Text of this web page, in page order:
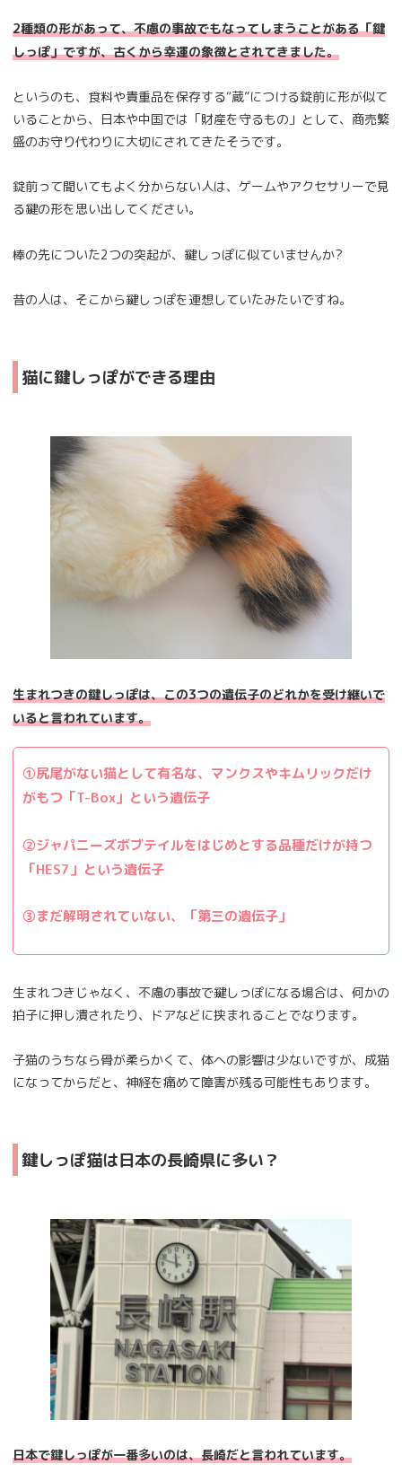
2種類の形があって、不慮の事故でもなってしまうことがある「鍵
しっぽ」ですが、古くから幸運の象徴とされてきました。
というのも、食料や貴重品を保存する“蔵”につける錠前に形が似て
いることから、日本や中国では「財産を守るもの」として、商売繁
盛のお守り代わりに大切にされてきたそうです。
錠前って聞いてもよく分からない人は、ゲームやアクセサリーで見
る鍵の形を思い出してください。
棒の先についた2つの突起が、鍵しっぽに似ていませんか?
昔の人は、そこから鍵しっぽを連想していたみたいですね。
猫に鍵しっぽができる理由
生まれつきの鍵しっぽは、この3つの遺伝子のどれかを受け継いで
いると言われています。
①尻尾がない猫として有名な、マンクスやキムリックだけ
がもつ「T-Box」という遺伝子
②ジャパニーズボブテイルをはじめとする品種だけが持つ
「HES7」という遺伝子
③まだ解明されていない、「第三の遺伝子」
生まれつきじゃなく、不慮の事故で鍵しっぽになる場合は、何かの
拍子に押し潰されたり、ドアなどに挟まれることでなります。
子猫のうちなら骨が柔らかくて、体への影響は少ないですが、成猫
になってからだと、神経を痛めて障害が残る可能性もあります。
鍵しっぽ猫は日本の長崎県に多い？
日本で鍵しっぽが一番多いのは、長崎だと言われています。